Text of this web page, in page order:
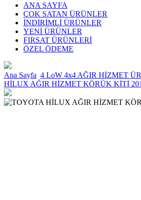
ANA SAYFA
ÇOK SATAN ÜRÜNLER
İNDİRİMLİ ÜRÜNLER
YENİ ÜRÜNLER
FIRSAT ÜRÜNLERİ
ÖZEL ÖDEME
Ana Sayfa 4 LoW 4x4 AĞIR HİZMET
HİLUX AĞIR HİZMET KÖRÜK KİTİ